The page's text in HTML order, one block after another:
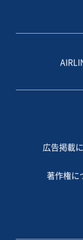
広告掲載
著作権に